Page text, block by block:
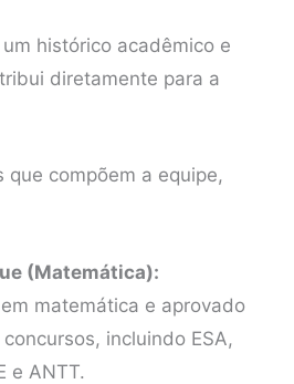
histórico acadêmico e
diretamente para a
que compõem a equipe,
(Matemática):
matemática e aprovado
incluindo ESA,
e ANTT.